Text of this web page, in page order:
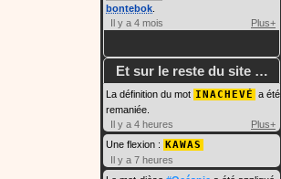
bontebok
Il y a 4 mois
Plus+
Et sur le reste du site …
La définition du mot INACHEVÉ a été
remaniée.
Il y a 4 heures
Plus+
Une flexion : KAWAS
Il y a 7 heures